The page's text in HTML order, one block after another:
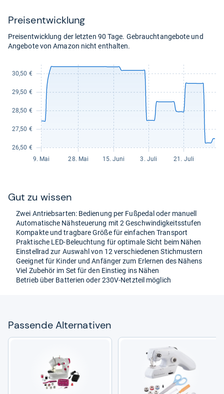
Preis­ent­wick­lung
Preisentwicklung der letzten 90 Tage. Gebrauchtangebote und
Angebote von Amazon nicht enthalten.
Gut zu wis­sen
Zwei Antriebs­ar­ten: Bedie­nung per Fuß­pe­dal oder manu­ell
Auto­ma­ti­sche Näh­steue­rung mit 2 Geschwin­dig­keits­stu­fen
Kom­pakte und trag­bare Größe für ein­fa­chen Trans­port
Prak­ti­sche LED-​Beleuch­tung für opti­male Sicht beim Nähen
Ein­stell­rad zur Aus­wahl von 12 ver­schie­de­nen Stich­mus­tern
Geeig­net für Kin­der und Anfän­ger zum Erler­nen des Nähens
Viel Zube­hör im Set für den Ein­stieg ins Nähen
Betrieb über Bat­te­rien oder 230V-​Netz­teil mög­lich
Pas­sende Alter­na­ti­ven